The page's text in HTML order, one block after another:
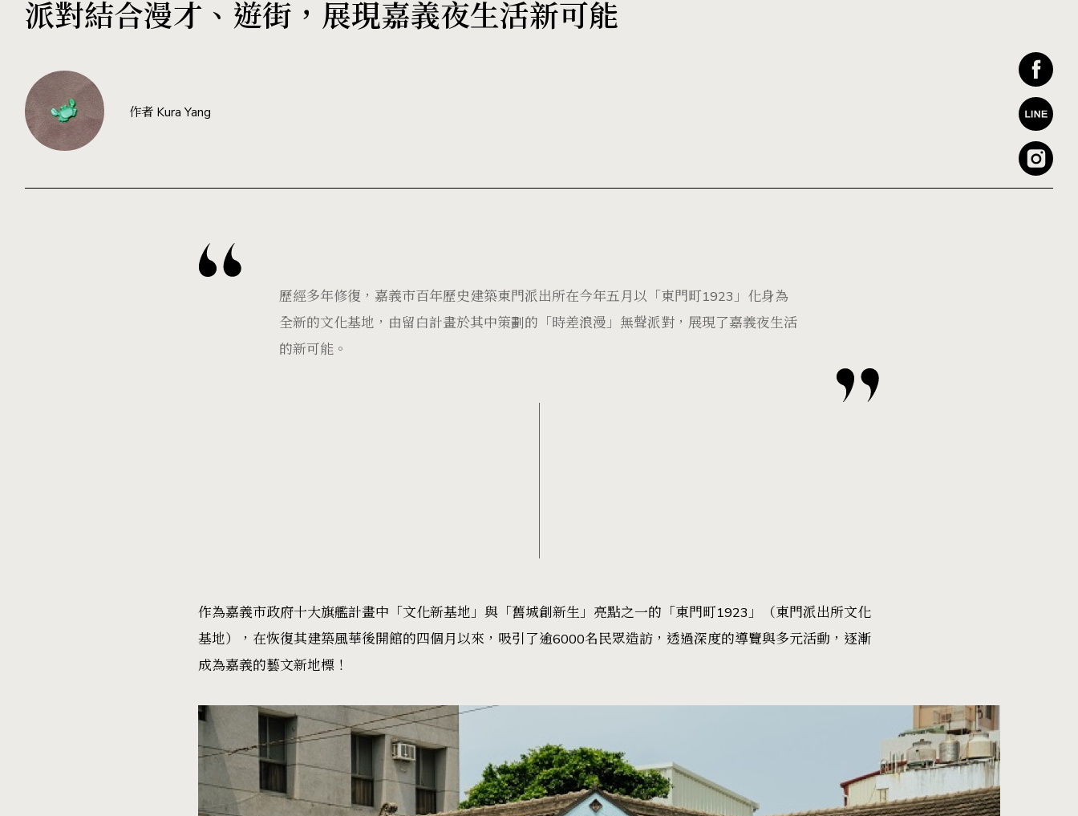
派對結合漫才、遊街，展現嘉義夜生活新可能
作者 Kura Yang
歷經多年修復，嘉義市百年歷史建築東門派出所在今年五月以「東門町1923」化身為
全新的文化基地，由留白計畫於其中策劃的「時差浪漫」無聲派對，展現了嘉義夜生活
的新可能。
作為嘉義市政府十大旗艦計畫中「文化新基地」與「舊城創新生」亮點之一的「東門町1923」（東門派出所文化
基地），在恢復其建築風華後開館的四個月以來，吸引了逾6000名民眾造訪，透過深度的導覽與多元活動，逐漸
成為嘉義的藝文新地標！